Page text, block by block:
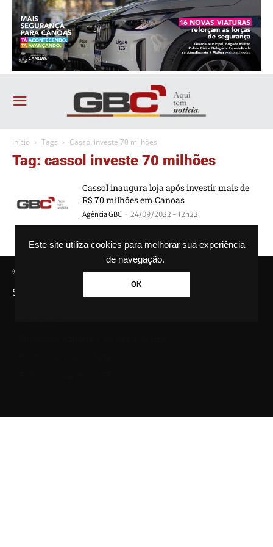
Este site utiliza cookies para melhorar sua experiência
de navegação.
OK
Início Tags Cassol investe 70 milhões
Tag: cassol investe 70 milhões
Cassol inaugura loja após investir mais de
R$ 70 milhões em Canoas
Agência GBC - 24/09/2022 - 12h22
© Agência GBC. Aqui tem notícia. Todos os direitos reservados.
SAIBA MAIS SOBRE A AGÊNCIA GBC